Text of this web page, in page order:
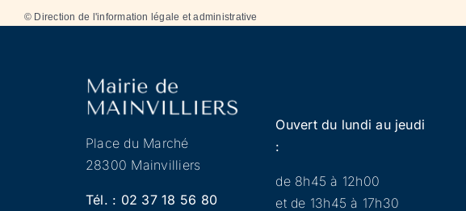
© Direction de l'information légale et administrative
Place du Marché
28300 Mainvilliers
Tél. : 02 37 18 56 80
Ouvert du lundi au jeudi
:
de 8h45 à 12h00
et de 13h45 à 17h30